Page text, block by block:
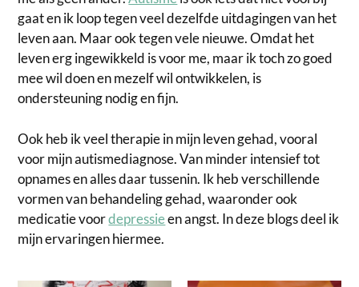
gaat en ik loop tegen veel dezelfde uitdagingen van het
leven aan. Maar ook tegen vele nieuwe. Omdat het
leven erg ingewikkeld is voor me, maar ik toch zo goed
mee wil doen en mezelf wil ontwikkelen, is
ondersteuning nodig en fijn.
Ook heb ik veel therapie in mijn leven gehad, vooral
voor mijn autismediagnose. Van minder intensief tot
opnames en alles daar tussenin. Ik heb verschillende
vormen van behandeling gehad, waaronder ook
medicatie voordepressieen angst. In deze blogs deel ik
mijn ervaringen hiermee.